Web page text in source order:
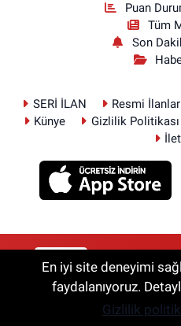
Puan
Tüm
Son
SERİ İLAN Resmi İlanlar
Künye
Gizlilik Politikası
RSS Copyright
Haber
En iyi site deneyimi
faydalanıyoruz.
Gizlilik